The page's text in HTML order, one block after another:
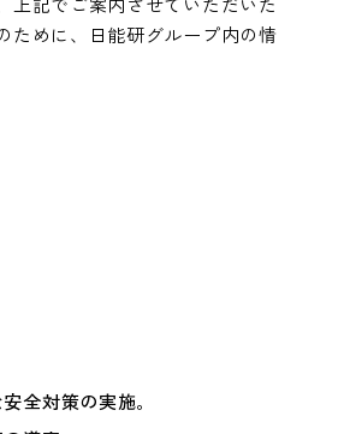
ために、日能研グループ内の情
全対策の実施。